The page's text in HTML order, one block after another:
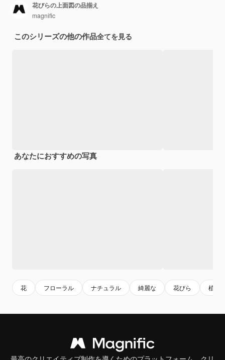
花びらの上面図の品揃え
magnific
このシリーズの他の作品全てを見る
あなたにおすすめの写真
花 フローラル ナチュラル 綺麗な 花びら 植物